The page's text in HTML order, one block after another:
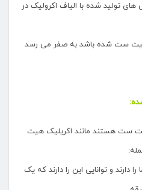
تولید شده با الیاف اکرولیک در
هیت ست شده باشد به صفر می رسد
ست هستند مانند اکریلیک هیت
را دارند و توانایی این را دارند که یک